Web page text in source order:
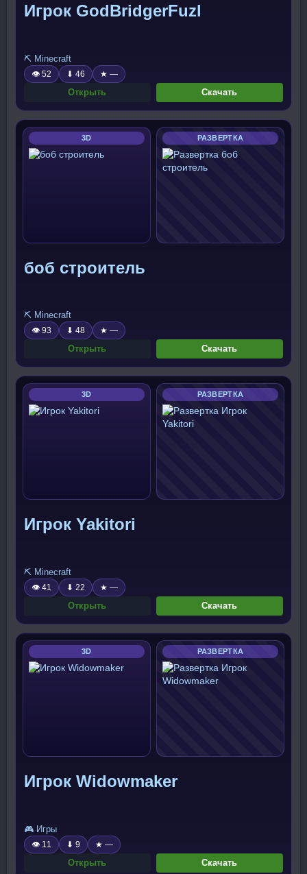
Игрок GodBridgerFuzl
⛏️ Minecraft
👁 52 ⬇ 46 ★ —
Открыть Скачать
3D РАЗВЕРТКА
боб строитель
⛏️ Minecraft
👁 93 ⬇ 48 ★ —
Открыть Скачать
3D РАЗВЕРТКА
Игрок Yakitori
⛏️ Minecraft
👁 41 ⬇ 22 ★ —
Открыть Скачать
3D РАЗВЕРТКА
Игрок Widowmaker
🎮 Игры
👁 11 ⬇ 9 ★ —
Открыть Скачать